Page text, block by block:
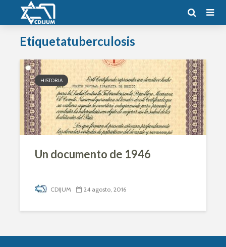
Etiquetatuberculosis
HISTORIA
Un documento de 1946
CDIJUM 24 agosto, 2016